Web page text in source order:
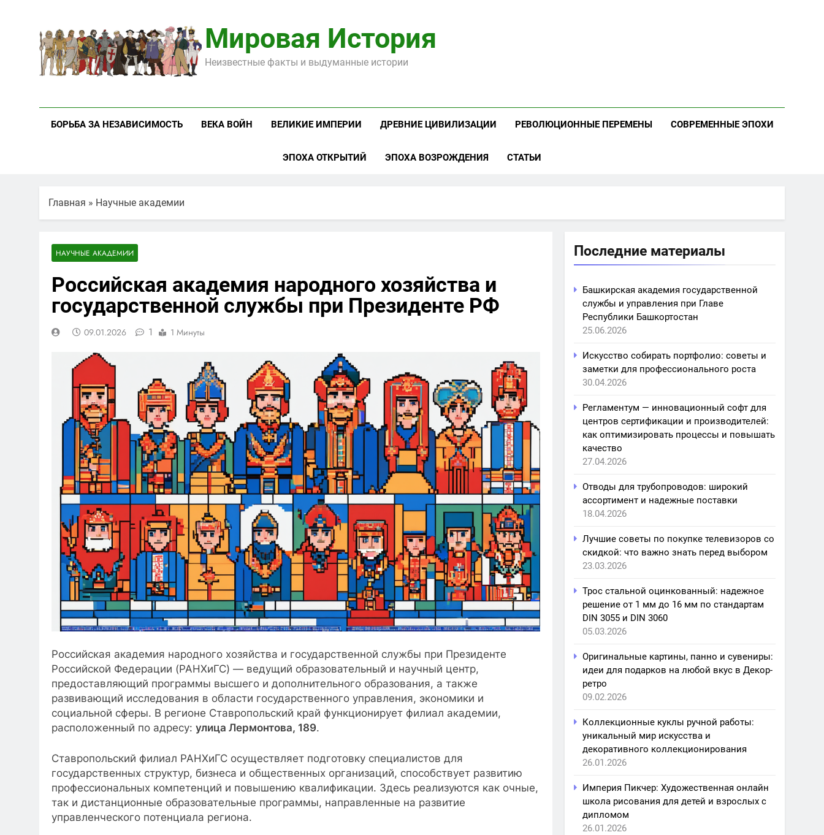
содержимому
Мировая История
Неизвестные факты и выдуманные истории
БОРЬБА ЗА НЕЗАВИСИМОСТЬ ВЕКА ВОЙН ВЕЛИКИЕ ИМПЕРИИ ДРЕВНИЕ ЦИВИЛИЗАЦИИ РЕВОЛЮЦИОННЫЕ ПЕРЕМЕНЫ СОВРЕМЕННЫЕ ЭПОХИ
ЭПОХА ОТКРЫТИЙ ЭПОХА ВОЗРОЖДЕНИЯ СТАТЬИ
Главная » Научные академии
НАУЧНЫЕ АКАДЕМИИ
Российская академия народного хозяйства и
государственной службы при Президенте РФ
09.01.2026 1 1 Минуты
Российская академия народного хозяйства и государственной службы при Президенте
Российской Федерации (РАНХиГС) — ведущий образовательный и научный центр,
предоставляющий программы высшего и дополнительного образования, а также
развивающий исследования в области государственного управления, экономики и
социальной сферы. В регионе Ставропольский край функционирует филиал академии,
расположенный по адресу: улица Лермонтова, 189.
Ставропольский филиал РАНХиГС осуществляет подготовку специалистов для
государственных структур, бизнеса и общественных организаций, способствует развитию
профессиональных компетенций и повышению квалификации. Здесь реализуются как очные,
так и дистанционные образовательные программы, направленные на развитие
управленческого потенциала региона.
Последние материалы
Башкирская академия государственной
службы и управления при Главе
Республики Башкортостан
25.06.2026
Искусство собирать портфолио: советы и
заметки для профессионального роста
30.04.2026
Регламентум — инновационный софт для
центров сертификации и производителей:
как оптимизировать процессы и повышать
качество
27.04.2026
Отводы для трубопроводов: широкий
ассортимент и надежные поставки
18.04.2026
Лучшие советы по покупке телевизоров со
скидкой: что важно знать перед выбором
23.03.2026
Трос стальной оцинкованный: надежное
решение от 1 мм до 16 мм по стандартам
DIN 3055 и DIN 3060
05.03.2026
Оригинальные картины, панно и сувениры:
идеи для подарков на любой вкус в Декор-
ретро
09.02.2026
Коллекционные куклы ручной работы:
уникальный мир искусства и
декоративного коллекционирования
26.01.2026
Империя Пикчер: Художественная онлайн
школа рисования для детей и взрослых с
дипломом
26.01.2026